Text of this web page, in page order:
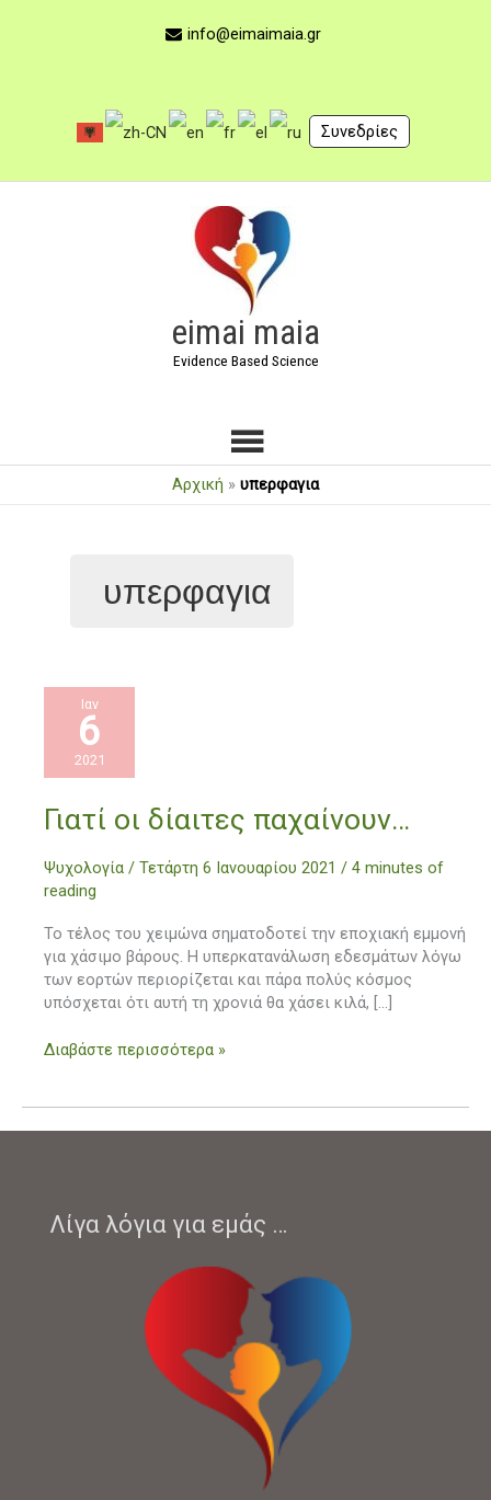
info@eimaimaia.gr
Συνεδρίες
eimai maia
Evidence Based Science
Κύριο
Μενού
Αρχική » υπερφαγια
υπερφαγια
Ιαν
6
2021
Γιατί οι δίαιτες παχαίνουν…
Ψυχολογία / Τετάρτη 6 Ιανουαρίου 2021 / 4 minutes of
reading
Το τέλος του χειμώνα σηματοδοτεί την εποχιακή εμμονή
για χάσιμο βάρους. Η υπερκατανάλωση εδεσμάτων λόγω
των εορτών περιορίζεται και πάρα πολύς κόσμος
υπόσχεται ότι αυτή τη χρονιά θα χάσει κιλά, […]
Γιατί
οι
δίαιτες
παχαίνουν…
Διαβάστε περισσότερα »
Λίγα λόγια για εμάς …